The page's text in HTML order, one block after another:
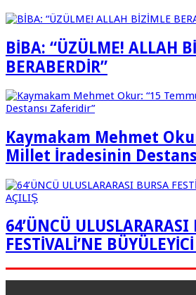
BİBA: “ÜZÜLME! ALLAH
BERABERDİR”
Kaymakam Mehmet
Millet İradesinin
64’ÜNCÜ ULUSLARARASI
FESTİVALİ’NE